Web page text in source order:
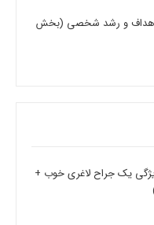
اهداف و رشد شخصی (بخش
جراح لاغری (9 ویژگی یک جراح لاغری خوب +